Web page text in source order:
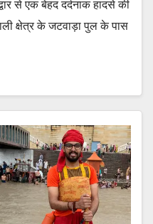
से एक बेहद दर्दनाक हादसे की
क्षेत्र के जटवाड़ा पुल के पास